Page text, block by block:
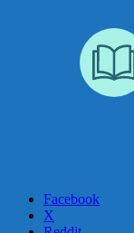
Facebook
X